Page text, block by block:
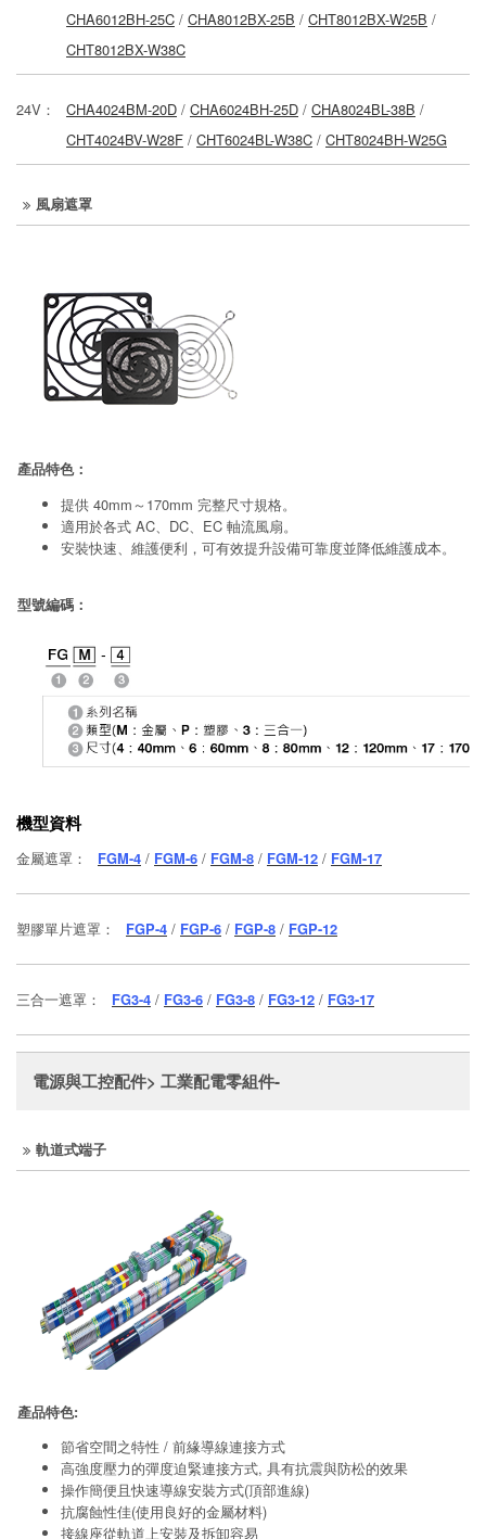
CHA6012BH-25C / CHA8012BX-25B / CHT8012BX-W25B /
CHT8012BX-W38C
24V： CHA4024BM-20D / CHA6024BH-25D / CHA8024BL-38B /
CHT4024BV-W28F / CHT6024BL-W38C / CHT8024BH-W25G
風扇遮罩
產品特色：
提供 40mm～170mm 完整尺寸規格。
適用於各式 AC、DC、EC 軸流風扇。
安裝快速、維護便利，可有效提升設備可靠度並降低維護成本。
型號編碼：
機型資料
金屬遮罩： FGM-4 / FGM-6 / FGM-8 / FGM-12 / FGM-17
塑膠單片遮罩： FGP-4 / FGP-6 / FGP-8 / FGP-12
三合一遮罩： FG3-4 / FG3-6 / FG3-8 / FG3-12 / FG3-17
電源與工控配件> 工業配電零組件-
軌道式端子
產品特色:
節省空間之特性 / 前緣導線連接方式
高強度壓力的彈度迫緊連接方式, 具有抗震與防松的效果
操作簡便且快速導線安裝方式(頂部進線)
抗腐蝕性佳(使用良好的金屬材料)
接線座從軌道上安裝及拆卸容易